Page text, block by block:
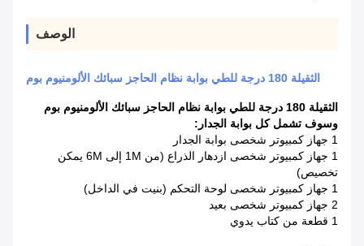
الوصف
الثقيلة 180 درجة للطي بوابة نظام الحاجز سبائك الألومنيوم بوم
الثقيلة 180 درجة للطي بوابة نظام الحاجز سبائك الألومنيوم بوم
وسوف تشمل كل بوابة الجدار:
1 جهاز كمبيوتر شخصى بوابة الجدار
1 جهاز كمبيوتر شخصى ازدهار الذراع (من 1M إلى 6M يمكن
تخصيص)
1 جهاز كمبيوتر شخصى لوحة التحكم (بنيت في الداخل)
2 جهاز كمبيوتر شخصى بعيد
1 قطعة من كتاب يدوي